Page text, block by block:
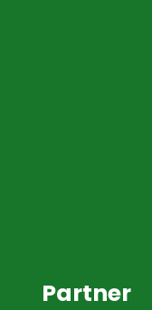
Partner